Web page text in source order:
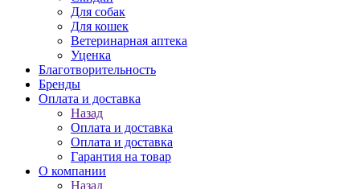
Для собак
Для кошек
Ветеринарная аптека
Уценка
Благотворительность
Бренды
Оплата и доставка
Назад
Оплата и доставка
Оплата и доставка
Гарантия на товар
О компании
Назад